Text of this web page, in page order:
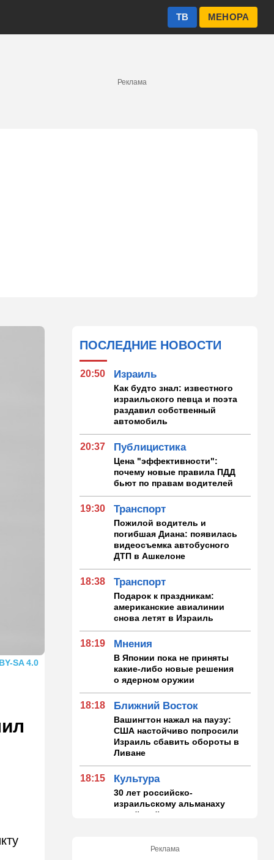
МЕНОРА
ТВ
Реклама
SA 4.0
ПОСЛЕДНИЕ НОВОСТИ
20:50 Израиль
Как будто знал: известного
израильского певца и поэта
раздавил собственный
автомобиль
20:37 Публицистика
Цена "эффективности":
почему новые правила ПДД
бьют по правам водителей
19:30 Транспорт
Пожилой водитель и
погибшая Диана: появилась
видеосъемка автобусного
ДТП в Ашкелоне
18:38 Транспорт
Подарок к праздникам:
американские авиалинии
снова летят в Израиль
18:19 Мнения
В Японии пока не приняты
какие-либо новые решения
о ядерном оружии
18:18 Ближний Восток
Вашингтон нажал на паузу:
США настойчиво попросили
Израиль сбавить обороты в
Ливане
18:15 Культура
30 лет российско-
израильскому альманаху
еврейской культуры
На маленьком плоту: отдых
Реклама